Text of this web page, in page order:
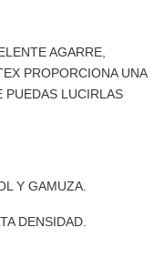
AGARRE,
PROPORCIONA UNA
PUEDAS LUCIRLAS
Y GAMUZA.
DENSIDAD.